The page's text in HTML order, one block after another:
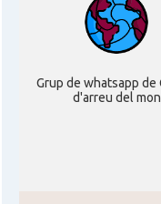
CAMON
CAMON
Grup de whatsapp de
d'arreu del mon